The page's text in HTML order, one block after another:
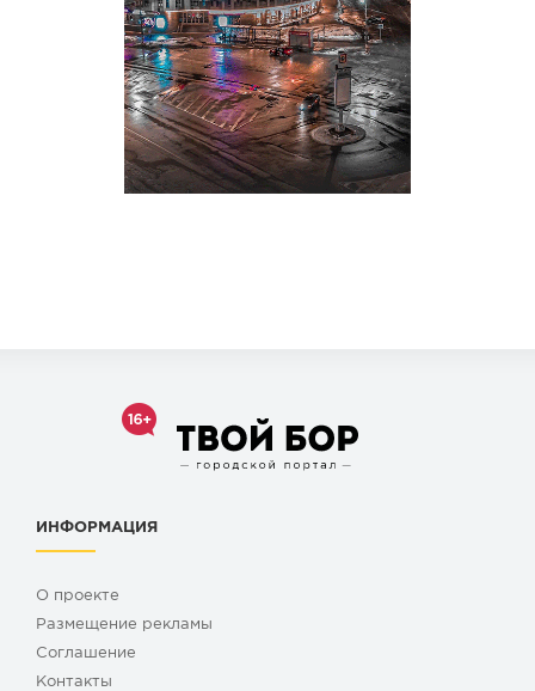
ИНФОРМАЦИЯ
О проекте
Размещение рекламы
Cоглашение
Контакты